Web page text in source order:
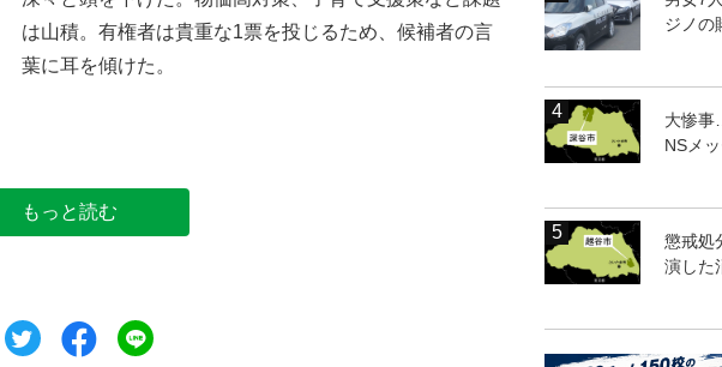
権者と握手をする埼玉8区の候補者＝15日、所沢
（画像の一部を加工しています）
＝15日、上尾市（画像の一部を加工しています）
は山積。有権者は貴重な1票を投じるため、候補者の言
葉に耳を傾けた。
もっと読む
ツイートシェア
ジノの
大惨
NSメ
懲戒処
演した